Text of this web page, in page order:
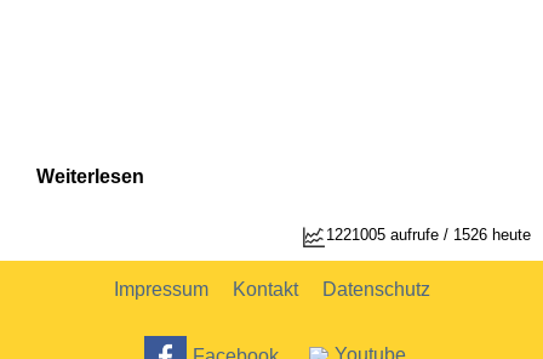
Weiterlesen
1221005 aufrufe / 1526 heute
Impressum Kontakt Datenschutz